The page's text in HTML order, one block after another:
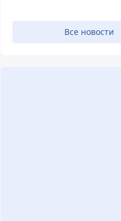
Все новости